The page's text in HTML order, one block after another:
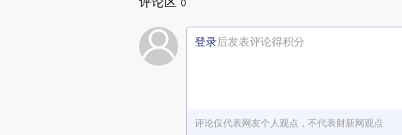
0
登录后发表评论得积分
评论仅代表网友个人观点，不代表财新网观点